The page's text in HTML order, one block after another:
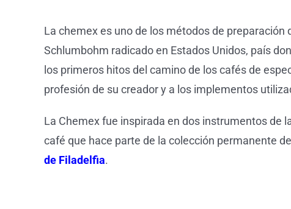
La chemex es uno de los métodos de
Schlumbohm radicado en Estados Unidos, país
los primeros hitos del camino de los cafés de
profesión de su creador y a los implementos
La Chemex fue inspirada en dos instrumentos de
café que hace parte de la colección permanente
de Filadelfia.